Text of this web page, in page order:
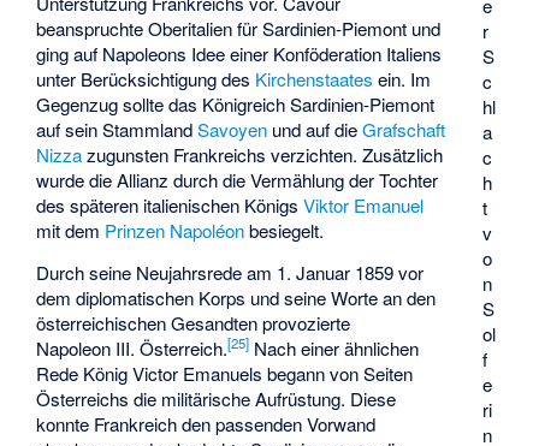
r
S
c
hl
a
c
h
t
v
o
n
S
ol
f
e
ri
n
beanspruchte Oberitalien für Sardinien-Piemont und
ging auf Napoleons Idee einer Konföderation Italiens
unter Berücksichtigung des Kirchenstaates ein. Im
Gegenzug sollte das Königreich Sardinien-Piemont
auf sein StammlandSavoyen und auf dieGrafschaft
Nizzazugunsten Frankreichs verzichten. Zusätzlich
wurde die Allianz durch die Vermählung der Tochter
des späteren italienischen KönigsViktor Emanuel
mit dem Prinzen Napoléonbesiegelt.
Durch seine Neujahrsrede am 1. Januar 1859 vor
dem diplomatischen Korps und seine Worte an den
österreichischen Gesandten provozierte
Napoleon III. Österreich.[25] Nach einer ähnlichen
Rede König Victor Emanuels begann von Seiten
Österreichs die militärische Aufrüstung. Diese
konnte Frankreich den passenden Vorwand